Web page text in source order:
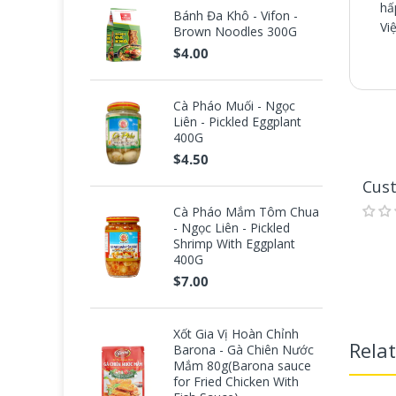
Bánh Đa Khô - Vifon -
Brown Noodles 300G
$4.00
Cà Pháo Muối - Ngọc
Liên - Pickled Eggplant
400G
$4.50
Cà Pháo Mắm Tôm Chua
- Ngọc Liên - Pickled
Shrimp With Eggplant
400G
$7.00
Xốt Gia Vị Hoàn Chỉnh
Barona - Gà Chiên Nước
Mắm 80g(Barona sauce
for Fried Chicken With